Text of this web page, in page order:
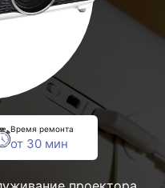
Время ремонта
от 30 мин